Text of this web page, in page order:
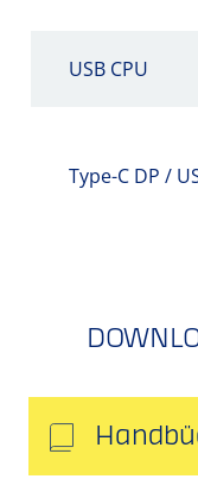
USB CPU
Type-C DP /